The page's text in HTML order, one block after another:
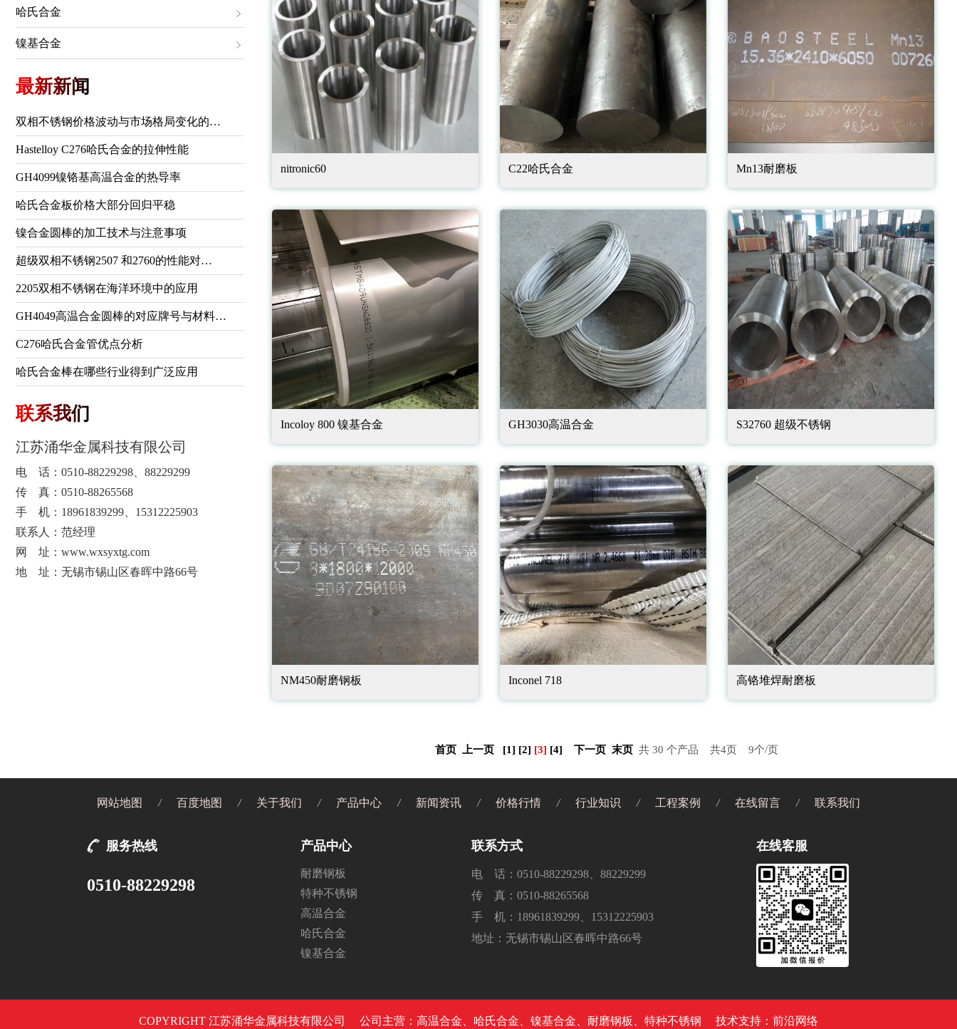
哈氏合金
镍基合金
最新新闻
双相不锈钢价格波动与市场格局变化的…
Hastelloy C276哈氏合金的拉伸性能
GH4099镍铬基高温合金的热导率
哈氏合金板价格大部分回归平稳
镍合金圆棒的加工技术与注意事项
超级双相不锈钢2507 和2760的性能对…
2205双相不锈钢在海洋环境中的应用
GH4049高温合金圆棒的对应牌号与材料…
C276哈氏合金管优点分析
哈氏合金棒在哪些行业得到广泛应用
联系我们
江苏涌华金属科技有限公司
电 话：0510-88229298、88229299
传 真：0510-88265568
手 机：18961839299、15312225903
联系人：范经理
网 址：www.wxsyxtg.com
地 址：无锡市锡山区春晖中路66号
nitronic60 C22哈氏合金 Mn13耐磨板
Incoloy 800 镍基合金 GH3030高温合金 S32760 超级不锈钢
NM450耐磨钢板 Inconel 718 高铬堆焊耐磨板
首页 上一页 [1] [2] [3] [4] 下一页 末页 共 30 个产品 共4页 9个/页
网站地图 / 百度地图 / 关于我们 / 产品中心 / 新闻资讯 / 价格行情 / 行业知识 / 工程案例 / 在线留言 / 联系我们
服务热线
0510-88229298
产品中心
耐磨钢板
特种不锈钢
高温合金
哈氏合金
镍基合金
联系方式
电 话：0510-88229298、88229299
传 真：0510-88265568
手 机：18961839299、15312225903
地址：无锡市锡山区春晖中路66号
在线客服
COPYRIGHT 江苏涌华金属科技有限公司 公司主营：高温合金、哈氏合金、镍基合金、耐磨钢板、特种不锈钢 技术支持：前沿网络